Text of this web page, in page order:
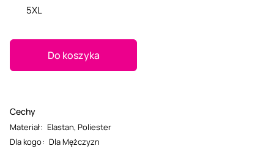
5XL
Do koszyka
Cechy
Materiał: Elastan, Poliester
Dla kogo: Dla Mężczyzn